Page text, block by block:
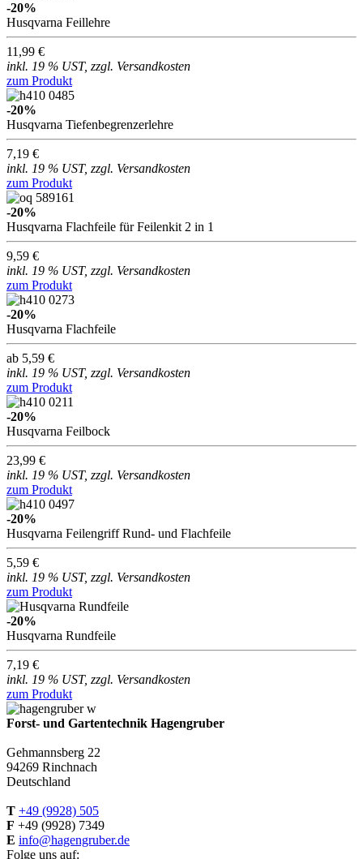
-20%
Husqvarna Feillehre
11,99 €
inkl. 19 % UST, zzgl. Versandkosten
zum Produkt
-20%
Husqvarna Tiefenbegrenzerlehre
7,19 €
inkl. 19 % UST, zzgl. Versandkosten
zum Produkt
-20%
Husqvarna Flachfeile für Feilenkit 2 in 1
9,59 €
inkl. 19 % UST, zzgl. Versandkosten
zum Produkt
-20%
Husqvarna Flachfeile
ab 5,59 €
inkl. 19 % UST, zzgl. Versandkosten
zum Produkt
-20%
Husqvarna Feilbock
23,99 €
inkl. 19 % UST, zzgl. Versandkosten
zum Produkt
-20%
Husqvarna Feilengriff Rund- und Flachfeile
5,59 €
inkl. 19 % UST, zzgl. Versandkosten
zum Produkt
-20%
Husqvarna Rundfeile
7,19 €
inkl. 19 % UST, zzgl. Versandkosten
zum Produkt
Forst- und Gartentechnik Hagengruber
Gehmannsberg 22
94269 Rinchnach
Deutschland
T +49 (9928) 505
F +49 (9928) 7349
E info@hagengruber.de
Folge uns auf: